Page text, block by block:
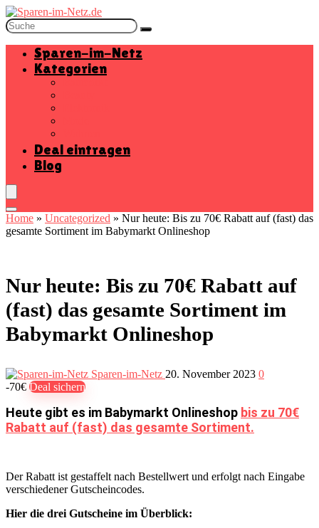
Sparen-im-Netz
Kategorien
Deal eintragen
Blog
Home » Uncategorized » Nur heute: Bis zu 70€ Rabatt auf (fast) das
gesamte Sortiment im Babymarkt Onlineshop
Nur heute: Bis zu 70€ Rabatt auf
(fast) das gesamte Sortiment im
Babymarkt Onlineshop
Sparen-im-Netz 20. November 2023 0
-70€ Deal sichern
Heute gibt es im Babymarkt Onlineshop bis zu 70€
Rabatt auf (fast) das gesamte Sortiment.
Der Rabatt ist gestaffelt nach Bestellwert und erfolgt nach Eingabe
verschiedener Gutscheincodes.
Hier die drei Gutscheine im Überblick: